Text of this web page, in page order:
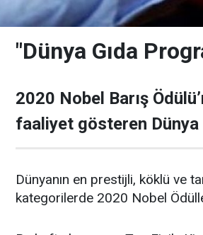
"Dünya Gıda
2020 Nobel Barış
faaliyet gösteren Dünya
Dünyanın en prestijli, köklü ve
kategorilerde 2020 Nobel